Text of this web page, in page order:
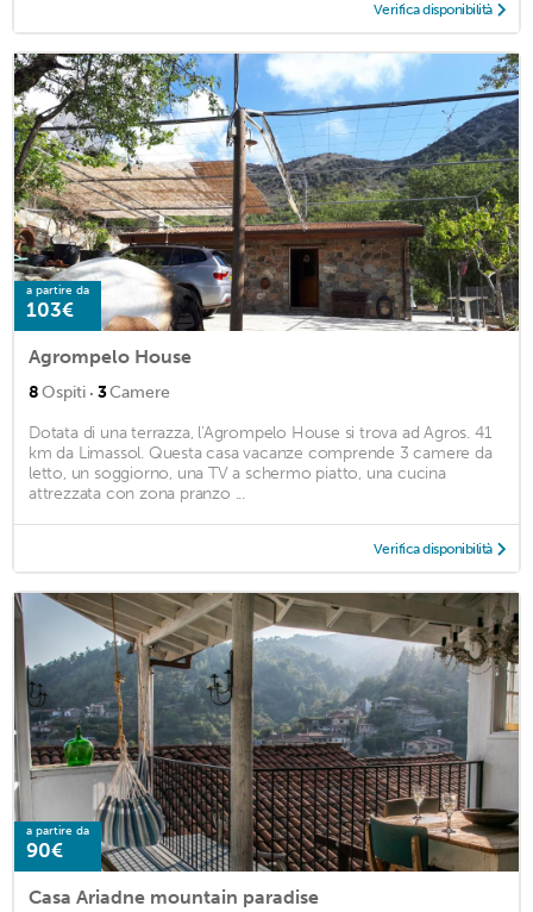
Verifica disponibilità
a partire da
103€
Agrompelo House
8Ospiti · 3Camere
Dotata di una terrazza, l'Agrompelo House si trova ad Agros. 41
km da Limassol. Questa casa vacanze comprende 3 camere da
letto, un soggiorno, una TV a schermo piatto, una cucina
attrezzata con zona pranzo ...
Verifica disponibilità
a partire da
90€
Casa Ariadne mountain paradise